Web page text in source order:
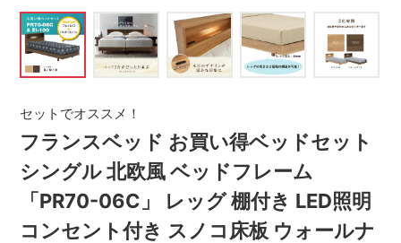
フランスベッド お買い得ベッドセット
シングル 北欧風 ベッドフレーム
「PR70-06C」 レッグ 棚付き LED照明
コンセント付き スノコ床板 ウォールナ
セットでオススメ！